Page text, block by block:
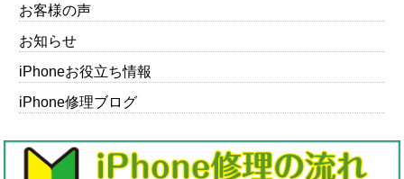
お客様の声
お知らせ
iPhoneお役立ち情報
iPhone修理ブログ